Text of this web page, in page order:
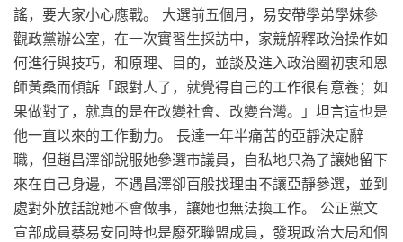
謠，要大家小心應戰。 大選前五個月，易安帶學弟學妹參
觀政黨辦公室，在一次實習生採訪中，家競解釋政治操作如
何進行與技巧，和原理、目的，並談及進入政治圈初衷和恩
師黃桑而傾訴「跟對人了，就覺得自己的工作很有意養；如
果做對了，就真的是在改變社會、改變台灣。」坦言這也是
他一直以來的工作動力。 長達一年半痛苦的亞靜決定辭
職，但趙昌澤卻說服她參選市議員，自私地只為了讓她留下
來在自己身邊，不遇昌澤卻百般找理由不讓亞靜參選，並到
處對外放話說她不會做事，讓她也無法換工作。 公正黨文
宣部成員蔡易安同時也是廢死聯盟成員，發現政治大局和個